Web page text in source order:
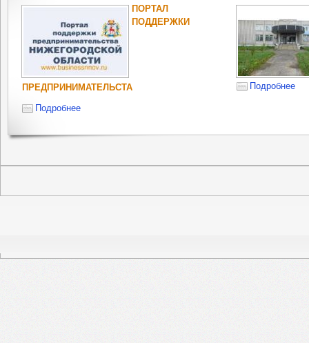
ПОРТАЛ
ПОДДЕРЖКИ
ПРЕДПРИНИМАТЕЛЬСТА
Подробнее
Подробнее